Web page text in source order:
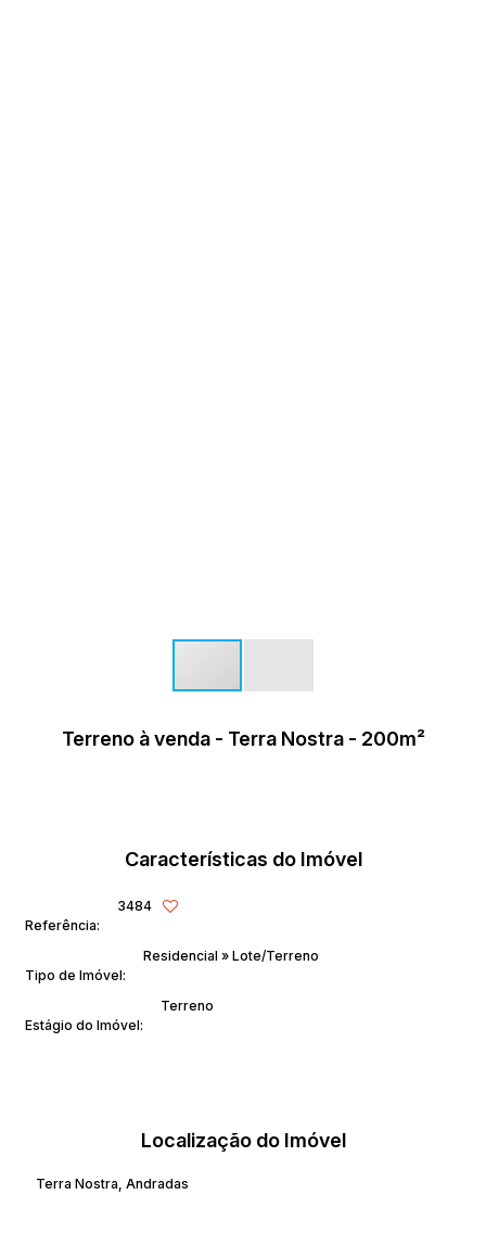
Terreno à venda - Terra Nostra - 200m²
Características do Imóvel
Referência:
3484
Tipo de Imóvel:
Residencial » Lote/Terreno
Estágio do Imóvel:
Terreno
Localização do Imóvel
Terra Nostra Andradas